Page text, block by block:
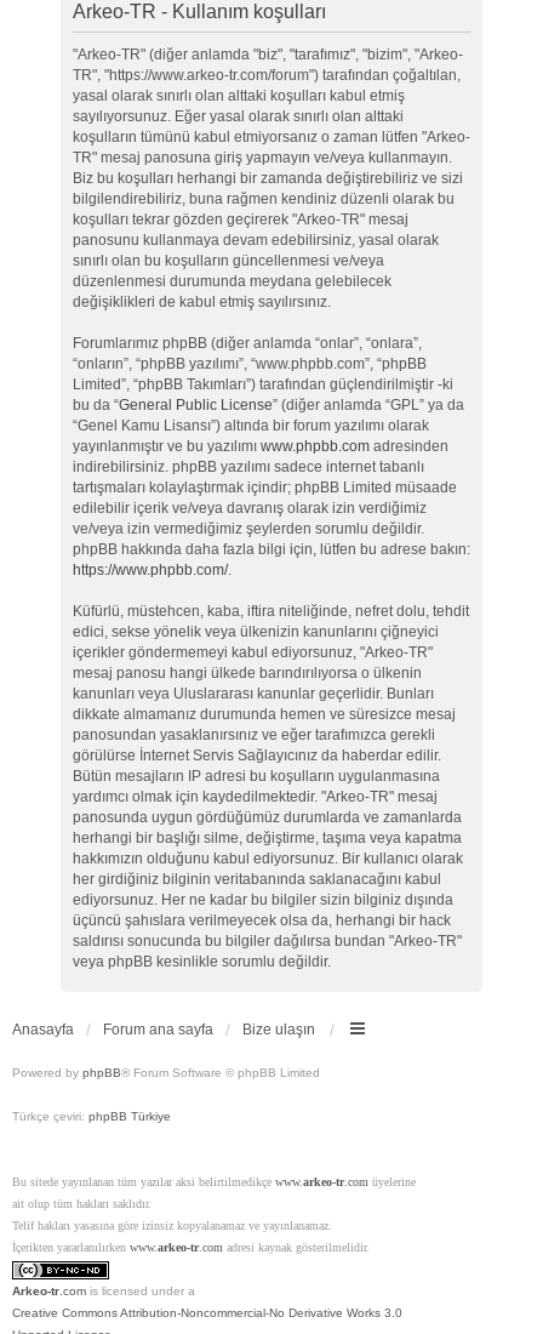
Arkeo-TR - Kullanım koşulları
"Arkeo-TR" (diğer anlamda "biz", "tarafımız", "bizim", "Arkeo-
TR", "https://www.arkeo-tr.com/forum") tarafından çoğaltılan,
yasal olarak sınırlı olan alttaki koşulları kabul etmiş
sayılıyorsunuz. Eğer yasal olarak sınırlı olan alttaki
koşulların tümünü kabul etmiyorsanız o zaman lütfen "Arkeo-
TR" mesaj panosuna giriş yapmayın ve/veya kullanmayın.
Biz bu koşulları herhangi bir zamanda değiştirebiliriz ve sizi
bilgilendirebiliriz, buna rağmen kendiniz düzenli olarak bu
koşulları tekrar gözden geçirerek "Arkeo-TR" mesaj
panosunu kullanmaya devam edebilirsiniz, yasal olarak
sınırlı olan bu koşulların güncellenmesi ve/veya
düzenlenmesi durumunda meydana gelebilecek
değişiklikleri de kabul etmiş sayılırsınız.
Forumlarımız phpBB (diğer anlamda “onlar”, “onlara”,
“onların”, “phpBB yazılımı”, “www.phpbb.com”, “phpBB
Limited”, “phpBB Takımları”) tarafından güçlendirilmiştir -ki
bu da “General Public License” (diğer anlamda “GPL” ya da
“Genel Kamu Lisansı”) altında bir forum yazılımı olarak
yayınlanmıştır ve bu yazılımı www.phpbb.comadresinden
indirebilirsiniz. phpBB yazılımı sadece internet tabanlı
tartışmaları kolaylaştırmak içindir; phpBB Limited müsaade
edilebilir içerik ve/veya davranış olarak izin verdiğimiz
ve/veya izin vermediğimiz şeylerden sorumlu değildir.
phpBB hakkında daha fazla bilgi için, lütfen bu adrese bakın:
https://www.phpbb.com/.
Küfürlü, müstehcen, kaba, iftira niteliğinde, nefret dolu, tehdit
edici, sekse yönelik veya ülkenizin kanunlarını çiğneyici
içerikler göndermemeyi kabul ediyorsunuz, "Arkeo-TR"
mesaj panosu hangi ülkede barındırılıyorsa o ülkenin
kanunları veya Uluslararası kanunlar geçerlidir. Bunları
dikkate almamanız durumunda hemen ve süresizce mesaj
panosundan yasaklanırsınız ve eğer tarafımızca gerekli
görülürse İnternet Servis Sağlayıcınız da haberdar edilir.
Bütün mesajların IP adresi bu koşulların uygulanmasına
yardımcı olmak için kaydedilmektedir. "Arkeo-TR" mesaj
panosunda uygun gördüğümüz durumlarda ve zamanlarda
herhangi bir başlığı silme, değiştirme, taşıma veya kapatma
hakkımızın olduğunu kabul ediyorsunuz. Bir kullanıcı olarak
her girdiğiniz bilginin veritabanında saklanacağını kabul
ediyorsunuz. Her ne kadar bu bilgiler sizin bilginiz dışında
üçüncü şahıslara verilmeyecek olsa da, herhangi bir hack
saldırısı sonucunda bu bilgiler dağılırsa bundan "Arkeo-TR"
veya phpBB kesinlikle sorumlu değildir.
Anasayfa Forum ana sayfa Bize ulaşın
Powered by phpBB® Forum Software © phpBB Limited
Türkçe çeviri: phpBB Türkiye
Bu sitede yayınlanan tüm yazılar aksi belirtilmedikçe www.arkeo-tr.com üyelerine
ait olup tüm hakları saklıdır.
Telif hakları yasasına göre izinsiz kopyalanamaz ve yayınlanamaz.
İçerikten yararlanılırken www.arkeo-tr.com adresi kaynak gösterilmelidir.
Arkeo-tr .com is licensed under a
Creative Commons Attribution-Noncommercial-No Derivative Works 3.0